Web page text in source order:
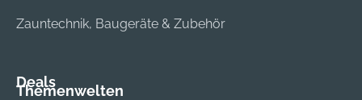
Zauntechnik, Baugeräte & Zubehör
Deals
Themenwelten